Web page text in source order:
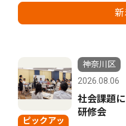
ピックアッ
神奈川区
2026.08.06
社会課題
研修会